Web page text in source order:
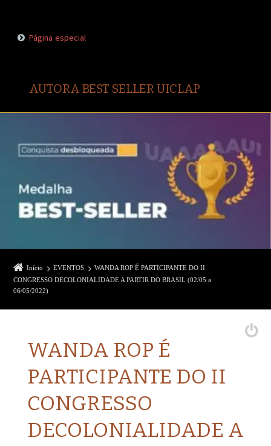
Página especial
AUTORA BEST SELLER UICLAP
Início EVENTOS
WANDA ROP É PARTICIPANTE DO II
CONGRESSO DECOLONIALIDADE A PARTIR DO BRASIL (02/05 a
06/05/2022)
WANDA ROP É
PARTICIPANTE DO II
CONGRESSO
DECOLONIALIDADE A